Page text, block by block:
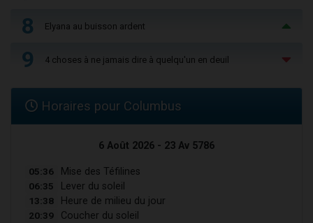
8 Elyana au buisson ardent
9 4 choses à ne jamais dire à quelqu'un en deuil
Horaires pour Columbus
6 Août 2026 - 23 Av 5786
05:36 Mise des Téfilines
06:35 Lever du soleil
13:38 Heure de milieu du jour
20:39 Coucher du soleil